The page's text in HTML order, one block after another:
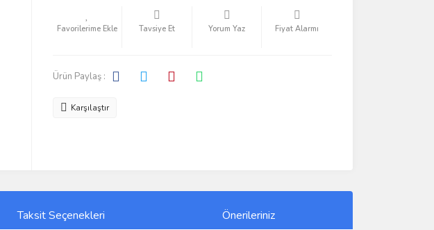
Tavsiye Et Yorum Yaz Fiyat Alarmı
Ürün Paylaş :
Karşılaştır
Taksit Seçenekleri Önerileriniz